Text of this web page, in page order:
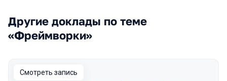
Другие доклады по теме
«Фреймворки»
Смотреть запись